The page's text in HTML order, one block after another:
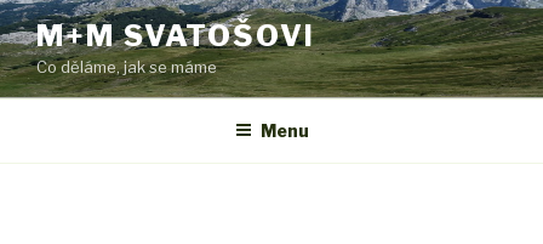
Přejít
k
obsahu
webu
M+M SVATOŠOVI
Co děláme, jak se máme
Menu